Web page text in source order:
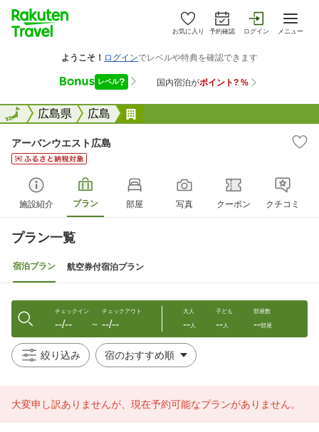
お気に入り 予約確認 ログイン メニュー
全国広島県 広島
全国
アーバンウエスト広島
施設紹介 プラン 部屋 写真 クーポン クチコミ
プラン一覧
宿泊プラン 航空券付宿泊プラン
チェックイン
--/-- 〜
チェックアウト
--/--
大人
--人
子ども
--人
部屋数
--部屋
絞り込み
大変申し訳ありませんが、現在予約可能なプランがありません。